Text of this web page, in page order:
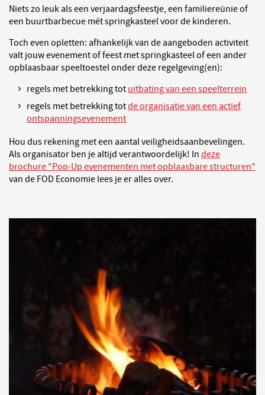
Niets zo leuk als een verjaardagsfeestje, een familiereünie of
een buurtbarbecue mét springkasteel voor de kinderen.
Toch even opletten: afhankelijk van de aangeboden activiteit
valt jouw evenement of feest met springkasteel of een ander
opblaasbaar speeltoestel onder deze regelgeving(en):
regels met betrekking tot uitbating van een speelterrein
regels met betrekking totde organisatie van een actief
ontspanningsevenement
Hou dus rekening met een aantal veiligheidsaanbevelingen.
Als organisator ben je altijd verantwoordelijk! In deze
brochure "Pop-Up evenementen met opblaasbare structuren"
van de FOD Economie lees je er alles over.